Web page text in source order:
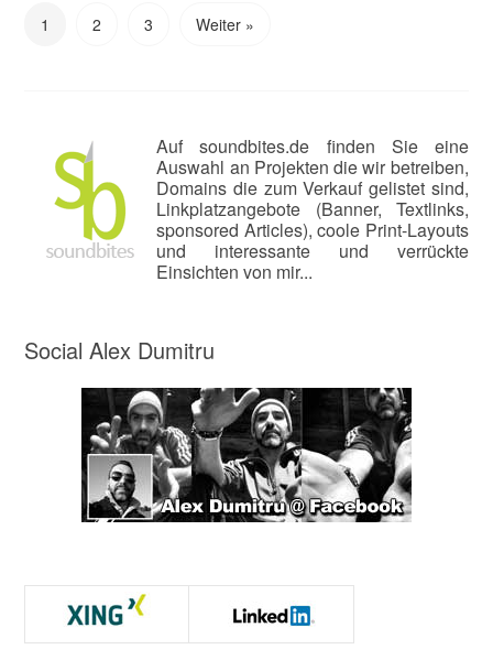
1 2 3 Weiter »
Auf soundbites.de finden Sie eine
Auswahl an Projekten die wir betreiben,
Domains die zum Verkauf gelistet sind,
Linkplatzangebote (Banner, Textlinks,
sponsored Articles), coole Print-Layouts
und interessante und verrückte
Einsichten von mir...
Social Alex Dumitru